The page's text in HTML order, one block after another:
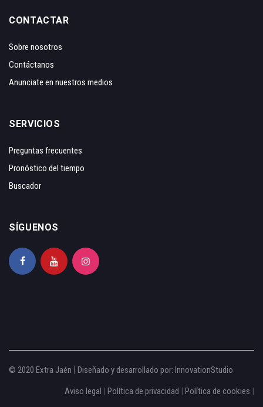
CONTACTAR
Sobre nosotros
Contáctanos
Anunciate en nuestros medios
SERVICIOS
Preguntas frecuentes
Pronóstico del tiempo
Buscador
SÍGUENOS
© 2020 Extra Jaén | Diseñado y desarrollado por: InnovationStudio
Aviso legal
Política de privacidad Política de cookies